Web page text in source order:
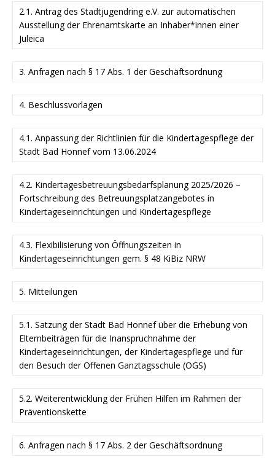
2.1. Antrag des Stadtjugendring e.V. zur automatischen
Ausstellung der Ehrenamtskarte an Inhaber*innen einer
Juleica
3. Anfragen nach § 17 Abs. 1 der Geschäftsordnung
4. Beschlussvorlagen
4.1. Anpassung der Richtlinien für die Kindertagespflege der
Stadt Bad Honnef vom 13.06.2024
4.2. Kindertagesbetreuungsbedarfsplanung 2025/2026 –
Fortschreibung des Betreuungsplatzangebotes in
Kindertageseinrichtungen und Kindertagespflege
4.3. Flexibilisierung von Öffnungszeiten in
Kindertageseinrichtungen gem. § 48 KiBiz NRW
5. Mitteilungen
5.1. Satzung der Stadt Bad Honnef über die Erhebung von
Elternbeiträgen für die Inanspruchnahme der
Kindertageseinrichtungen, der Kindertagespflege und für
den Besuch der Offenen Ganztagsschule (OGS)
5.2. Weiterentwicklung der Frühen Hilfen im Rahmen der
Präventionskette
6. Anfragen nach § 17 Abs. 2 der Geschäftsordnung